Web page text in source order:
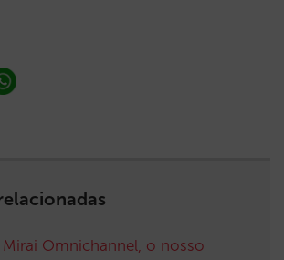
Omnichannel, o nosso